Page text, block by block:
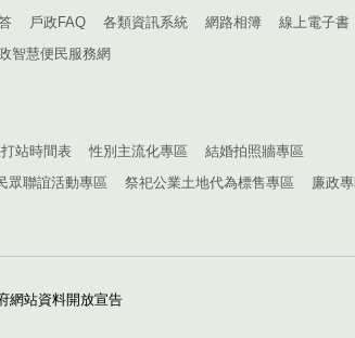
戶政FAQ 各類資訊系統 網路相簿
線上電子書
智慧便民服務網
站時間表 性別主流化專區
結婚拍照牆專區
眾聯誼活動專區 祭祀公業土地代為標售專區
廉政
網站資料開放宣告